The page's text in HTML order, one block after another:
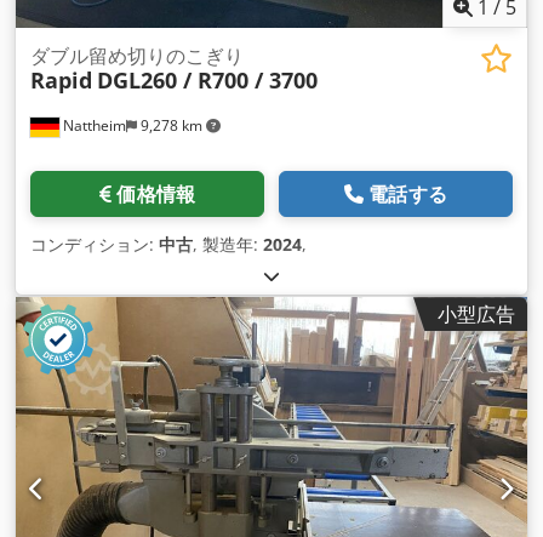
1 / 5
Nattheim 9,278 km
ダブル留め切りのこぎり
Rapid DGL260 / R700 / 3700
価格情報 電話する
コンディション: 中古, 製造年: 2024,
小型広告